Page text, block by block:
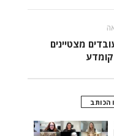
מצטיינים
הכותב